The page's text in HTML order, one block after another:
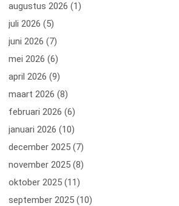
augustus 2026 (1)
juli 2026 (5)
juni 2026 (7)
mei 2026 (6)
april 2026 (9)
maart 2026 (8)
februari 2026 (6)
januari 2026 (10)
december 2025 (7)
november 2025 (8)
oktober 2025 (11)
september 2025 (10)